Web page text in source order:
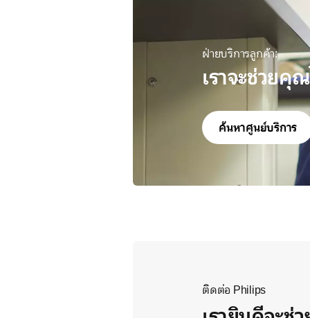
ฝ่ายบริการลูกค้า:
เราจะช่วยคุ
ค้นหาศูนย์บริการ
ติดต่อ Philips